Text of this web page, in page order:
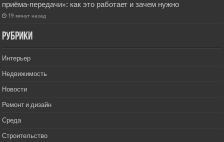
приёма‑передачи»: как это работает и зачем нужно
19 минут назад
РУбрики
Интерьер
Недвижимость
Новости
Ремонт и дизайн
Среда
Строительство